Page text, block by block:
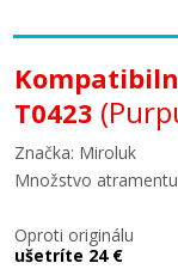
T0423
Značka: Miroluk
Množstvo atramentu
Oproti originálu
ušetríte 24 €